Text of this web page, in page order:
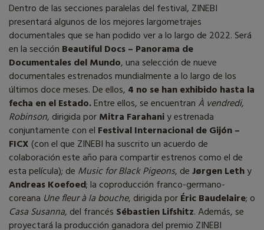
Dentro de las secciones paralelas del festival, ZINEBI
presentará algunos de los mejores largometrajes
documentales que se han podido ver a lo largo de 2022. Será
en la sección Beautiful Docs – Panorama de
Documentales del Mundo, una selección de nueve
documentales estrenados mundialmente a lo largo de los
últimos doce meses. De ellos, 4 no se han exhibido hasta la
fecha en el Estado.Entre ellos, se encuentran À vendredi,
Robinson, dirigida porMitra Farahaniy estrenada
conjuntamente con el Festival Internacional de Gijón –
FICX(con el que ZINEBI ha suscrito un acuerdo de
colaboración este año para compartir estrenos como el de
esta película); de Music for Black Pigeons, deJørgen Lethy
Andreas Koefoed; la coproducción franco-germano-
coreana Une fleur à la bouche, dirigida porÉric Baudelaire; o
Casa Susanna, del francés Sébastien Lifshitz. Además, se
proyectará la producción ganadora del premio ZINEBI